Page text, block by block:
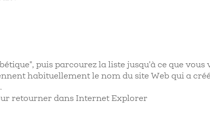
puis parcourez la liste jusqu'à ce que vous
habituellement le nom du site Web qui a
retourner dans Internet Explorer